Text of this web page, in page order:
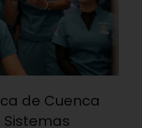
de Cuenca